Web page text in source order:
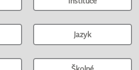
Jazyk